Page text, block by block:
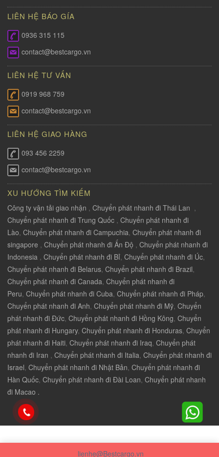
LIÊN HỆ BÁO GÍA
0936 315 115
contact@bestcargo.vn
LIÊN HỆ TƯ VẤN
0919 968 759
contact@bestcargo.vn
LIÊN HỆ GIAO HÀNG
093 456 2259
contact@bestcargo.vn
XU HƯỚNG TÌM KIẾM
Công ty vận tải giao nhận , Chuyển phát nhanh đi Thái Lan ,
Chuyển phát nhanh đi Trung Quốc , Chuyển phát nhanh đi
Lào, Chuyển phát nhanh đi Campuchia, Chuyển phát nhanh đi
singapore , Chuyển phát nhanh đi Ấn Độ , Chuyển phát nhanh đi
Indonesia , Chuyển phát nhanh đi Bỉ, Chuyển phát nhanh đi Úc,
Chuyển phát nhanh đi Belarus, Chuyển phát nhanh đi Brazil,
Chuyển phát nhanh đi Canada, Chuyển phát nhanh đi
Peru, Chuyển phát nhanh đi Cuba, Chuyển phát nhanh đi Pháp,
Chuyển phát nhanh đi Anh, Chuyển phát nhanh đi Mỹ, Chuyển
phát nhanh đi Đức, Chuyển phát nhanh đi Hồng Kông, Chuyển
phát nhanh đi Hungary, Chuyển phát nhanh đi Honduras, Chuyển
phát nhanh đi Haiti, Chuyển phát nhanh đi Iraq, Chuyển phát
nhanh đi Iran , Chuyển phát nhanh đi Italia, Chuyển phát nhanh đi
Israel, Chuyển phát nhanh đi Nhật Bản, Chuyển phát nhanh đi
Hàn Quốc, Chuyển phát nhanh đi Đài Loan, Chuyển phát nhanh
đi Macao .
lienhe@Bestcargo.vn